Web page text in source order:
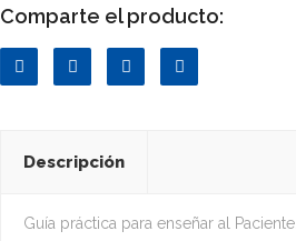
Comparte el producto:
Descripción
Guía práctica para enseñar al Paciente.